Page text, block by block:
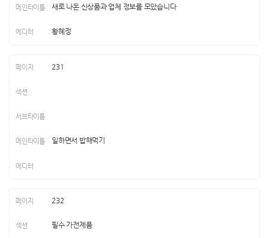
새로 나온 신상품과 업체 정보를 모았습니다
황혜정
231
일하면서 밥해먹기
232
필수 가전제품